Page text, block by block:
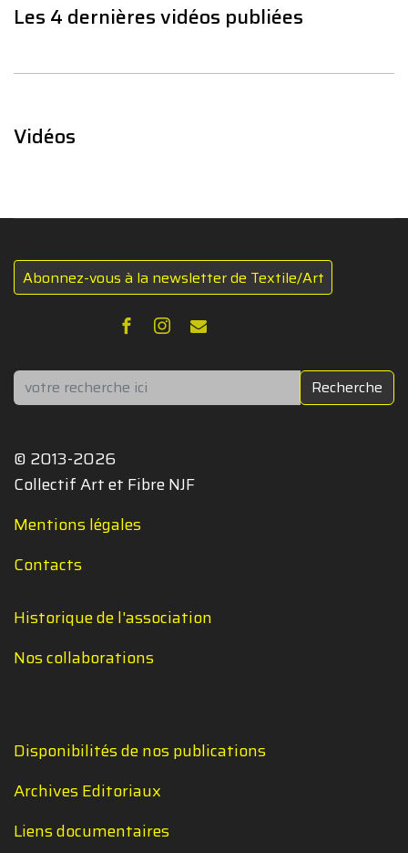
Les 4 dernières vidéos publiées
Vidéos
Abonnez-vous à la newsletter de Textile/Art
Rechercher Recherche
© 2013-2026
Collectif Art et Fibre NJF
Mentions légales
Contacts
Historique de l'association
Nos collaborations
Disponibilités de nos publications
Archives Editoriaux
Liens documentaires